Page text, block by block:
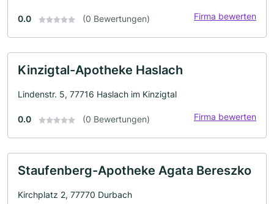
0.0 (0 Bewertungen) Firma bewerten
Kinzigtal-Apotheke Haslach
Lindenstr. 5, 77716 Haslach im Kinzigtal
0.0 (0 Bewertungen) Firma bewerten
Staufenberg-Apotheke Agata Bereszko
Kirchplatz 2, 77770 Durbach